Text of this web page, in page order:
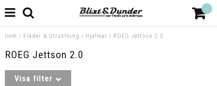
Hem / Kläder & Utrustning / Hjälmar / ROEG Jettson 2.0
ROEG Jettson 2.0
Visa filter